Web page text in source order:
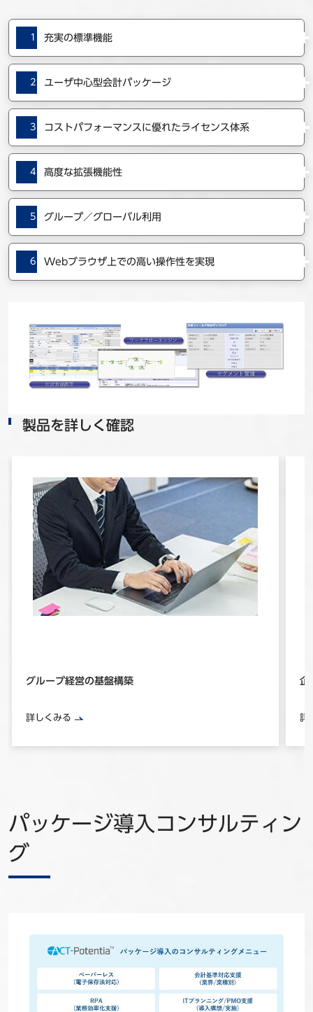
1 充実の標準機能
2 ユーザ中心型会計パッケージ
3 コストパフォーマンスに優れたライセンス体系
4 高度な拡張機能性
5 グループ／グローバル利用
6 Webブラウザ上での高い操作性を実現
製品を詳しく確認
グループ経営の基盤構築
詳しくみる
企
詳
パッケージ導入コンサルティン
グ